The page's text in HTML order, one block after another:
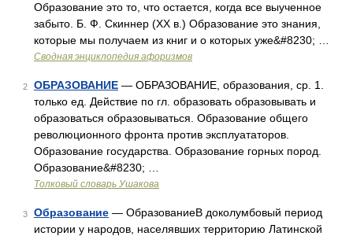
Образование это то, что остается, когда все выученное
забыто. Б. Ф. Скиннер (XX в.) Образование это знания,
которые мы получаем из книг и о которых уже&#8230; …
Сводная энциклопедия афоризмов
2 ОБРАЗОВАНИЕ — ОБРАЗОВАНИЕ, образования, ср. 1.
только ед. Действие по гл. образовать образовывать и
образоваться образовываться. Образование общего
революционного фронта против эксплуататоров.
Образование государства. Образование горных пород.
Образование&#8230; …
Толковый словарь Ушакова
3 Образование — ОбразованиеВ доколумбовый период
истории у народов, населявших территорию Латинской